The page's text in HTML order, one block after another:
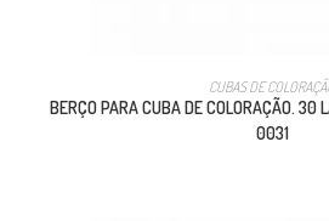
CUBAS DE
BERÇO PARA CUBA DE COLORAÇÃO. 30
0031